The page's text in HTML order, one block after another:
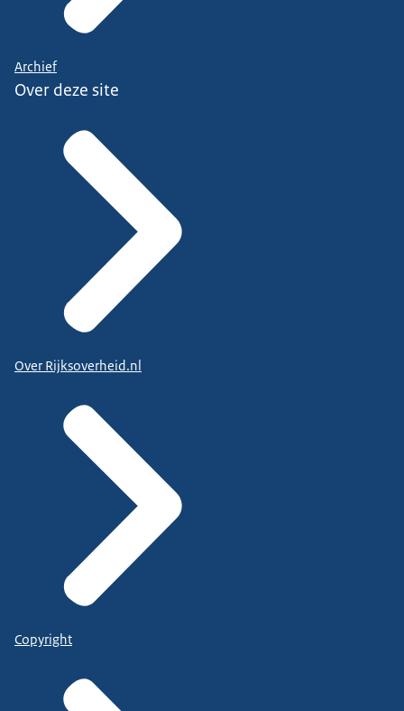
Archief
Over deze site
Over Rijksoverheid.nl
Copyright